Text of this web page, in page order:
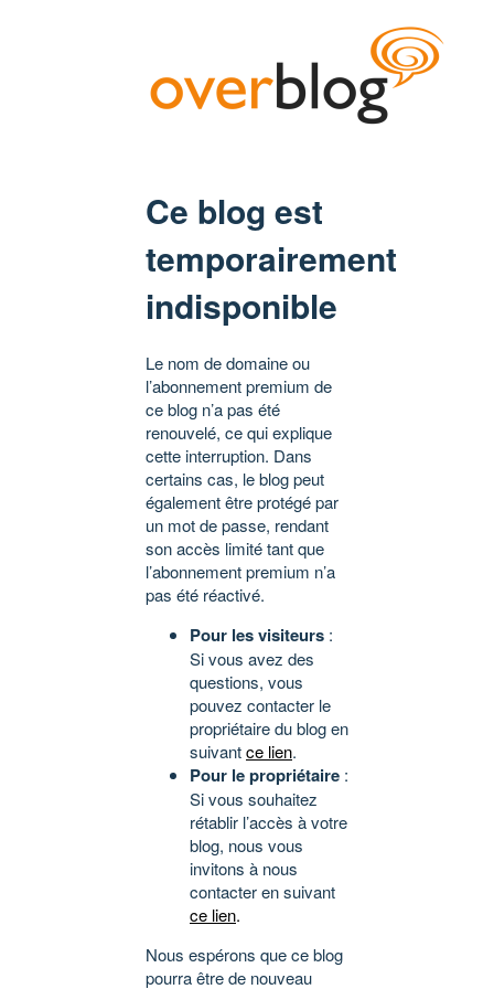
Ce blog est
temporairement
indisponible
Le nom de domaine ou
l’abonnement premium de
ce blog n’a pas été
renouvelé, ce qui explique
cette interruption. Dans
certains cas, le blog peut
également être protégé par
un mot de passe, rendant
son accès limité tant que
l’abonnement premium n’a
pas été réactivé.
Pour les visiteurs :
Si vous avez des
questions, vous
pouvez contacter le
propriétaire du blog en
suivantce lien.
Pour le propriétaire :
Si vous souhaitez
rétablir l’accès à votre
blog, nous vous
invitons à nous
contacter en suivant
ce lien.
Nous espérons que ce blog
pourra être de nouveau